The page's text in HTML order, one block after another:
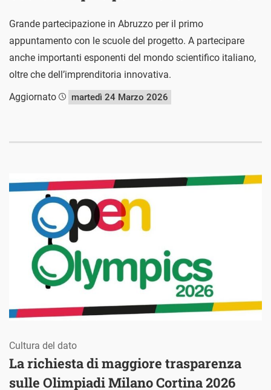
Grande partecipazione in Abruzzo per il primo
appuntamento con le scuole del progetto. A partecipare
anche importanti esponenti del mondo scientifico italiano,
oltre che dell’imprenditoria innovativa.
Aggiornato
martedì 24 Marzo 2026
La richiesta di maggiore trasparenza
sulle Olimpiadi Milano Cortina 2026
Cultura del dato